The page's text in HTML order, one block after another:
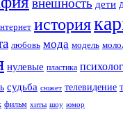
внешность дети
история
любовь мода модель
нулевые пластика
судьба сюжет телевидение
фильм хиты шоу юмор